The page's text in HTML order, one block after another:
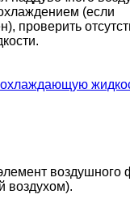
(если
проверить
воздушного
воздухом).